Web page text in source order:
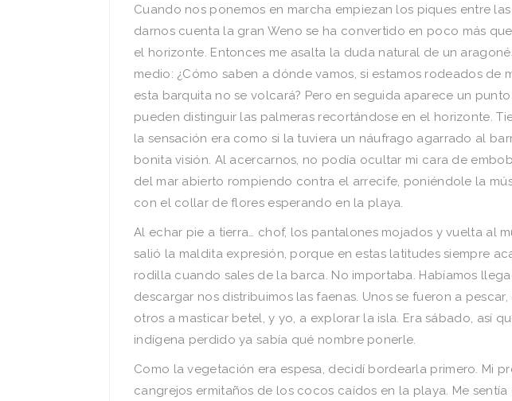
Cuando nos ponemos en marcha empiezan los piques entre
darnos cuenta la gran Weno se ha convertido en poco más
el horizonte. Entonces me asalta la duda natural de un
medio: ¿Cómo saben a dónde vamos, si estamos rodeados de
esta barquita no se volcará? Pero en seguida aparece un
pueden distinguir las palmeras recortándose en el horizonte.
la sensación era como si la tuviera un náufrago agarrado al
bonita visión. Al acercarnos, no podía ocultar mi cara de
del mar abierto rompiendo contra el arrecife, poniéndole la
con el collar de flores esperando en la playa.
Al echar pie a tierra… chof, los pantalones mojados y vuelta al
salió la maldita expresión, porque en estas latitudes siempre
rodilla cuando sales de la barca. No importaba. Habíamos
descargar nos distribuimos las faenas. Unos se fueron a
otros a masticar betel, y yo, a explorar la isla. Era sábado, así
indígena perdido ya sabía qué nombre ponerle.
Como la vegetación era espesa, decidí bordearla primero. Mi
cangrejos ermitaños de los cocos caídos en la playa. Me